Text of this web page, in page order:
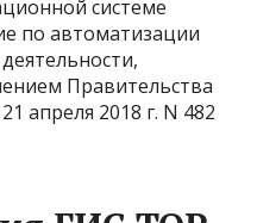
системе
по автоматизации
Правительства
апреля 2018 г. N 482